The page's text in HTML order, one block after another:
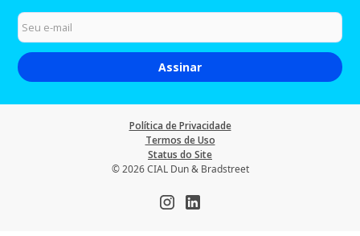
© 2026 CIAL Dun & Bradstreet
Política de Privacidade
Termos de Uso
Status do Site